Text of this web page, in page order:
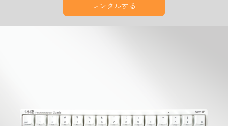
レンタルする